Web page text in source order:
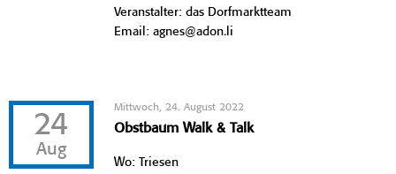
Veranstalter: das Dorfmarktteam
Email: agnes@adon.li
24
Aug
Mittwoch, 24. August 2022
Obstbaum Walk & Talk
Wo: Triesen